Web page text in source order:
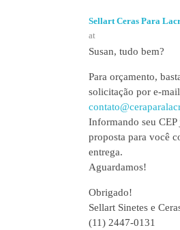
Sellart Ceras Para
at
Susan, tudo bem?
Para orçamento,
solicitação por e-mail
Informando seu CEP
proposta para você
entrega.
Aguardamos!
Obrigado!
Sellart Sinetes e
(11) 2447-0131